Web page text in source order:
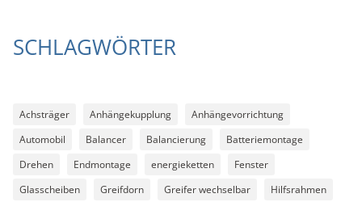
SCHLAGWÖRTER
Achsträger Anhängekupplung
Anhängevorrichtung
Automobil
Balancer Balancierung
Batteriemontage
Drehen
Endmontage energieketten
Fenster
Glasscheiben
Greifdorn Greifer wechselbar
Hilfsrahmen